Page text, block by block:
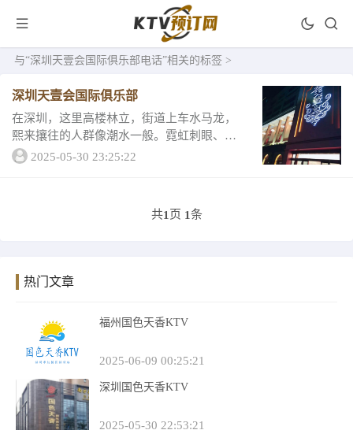
与“深圳天壹会国际俱乐部电话”相关的标签 >
深圳天壹会国际俱乐部
在深圳，这里高楼林立，街道上车水马龙，
熙来攘往的人群像潮水一般。霓虹刺眼、灯
光恍惚。亦真亦幻，深圳也因此创造了永恒
2025-05-30 23:25:22
共1 页 1条
热门文章
福州国色天香KTV
2025-06-09 00:25:21
深圳国色天香KTV
2025-05-30 22:53:21